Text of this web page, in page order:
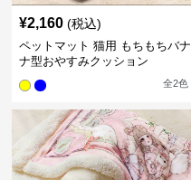
¥2,160 (税込)
ペットマット 猫用 もちもちバナ
ナ型おやすみクッション
全2色